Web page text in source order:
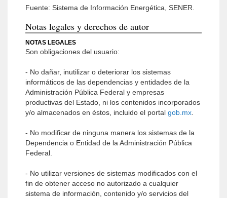
Fuente: Sistema de Información Energética, SENER.
Notas legales y derechos de autor
NOTAS LEGALES
Son obligaciones del usuario:
- No dañar, inutilizar o deteriorar los sistemas
informáticos de las dependencias y entidades de la
Administración Pública Federal y empresas
productivas del Estado, ni los contenidos incorporados
y/o almacenados en éstos, incluido el portal gob.mx
- No modificar de ninguna manera los sistemas de la
Dependencia o Entidad de la Administración Pública
Federal.
- No utilizar versiones de sistemas modificados con el
fin de obtener acceso no autorizado a cualquier
sistema de información, contenido y/o servicios del